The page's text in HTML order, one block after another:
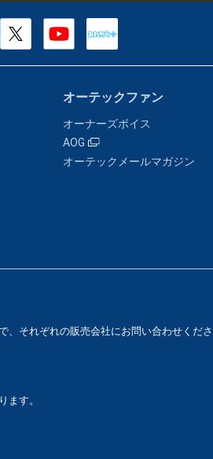
オーテックファン
オーナーズボイス
AOG
オーテックメールマガジン
それぞれの販売会社にお問い合わせくださ
ます。